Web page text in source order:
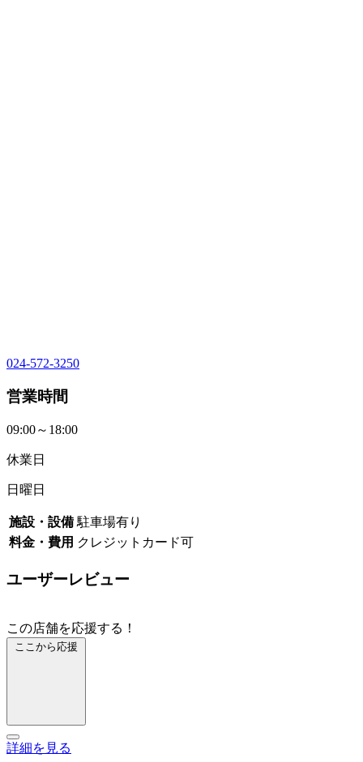
024-572-3250
営業時間
09:00～18:00
休業日
日曜日
施設・設備 駐車場有り
料金・費用 クレジットカード可
ユーザーレビュー
この店舗を応援する！
ここから応援
詳細を見る